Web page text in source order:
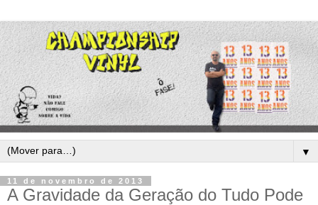
▼
11 de novembro de 2013
A Gravidade da Geração do Tudo Pode